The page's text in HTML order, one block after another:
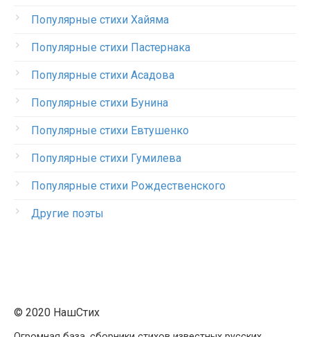
Популярные стихи Хайяма
Популярные стихи Пастернака
Популярные стихи Асадова
Популярные стихи Бунина
Популярные стихи Евтушенко
Популярные стихи Гумилева
Популярные стихи Рождественского
Другие поэты
© 2020 НашСтих